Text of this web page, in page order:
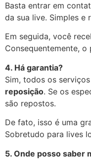
Basta entrar em
da sua live. Simples e
Em seguida, você
Consequentemente,
4. Há garantia?
Sim, todos os
reposição. Se os
são repostos.
De fato, isso é uma
Sobretudo para lives
5. Onde posso saber